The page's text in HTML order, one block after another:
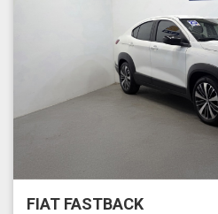
FIAT FASTBACK